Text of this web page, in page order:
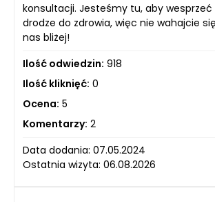
konsultacji. Jesteśmy tu, aby wesprzeć
drodze do zdrowia, więc nie wahajcie
nas bliżej!
Ilość odwiedzin: 918
Ilość kliknięć: 0
Ocena: 5
Komentarzy: 2
Data dodania: 07.05.2024
Ostatnia wizyta: 06.08.2026